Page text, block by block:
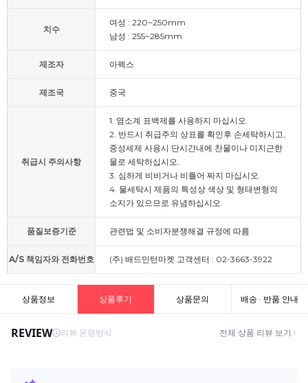
치수
여성 : 220~250mm
남성 : 255~285mm
제조자 아펙스
제조국 중국
취급시 주의사항
1. 염소계 표백제를 사용하지 마십시오.
2. 반드시 취급주의 상표를 확인후 손세탁하시고,
중성세제 사용시 단시간내에 찬물이나 미지근한
물로 세탁하십시오.
3. 심하게 비비거나 비틀어 짜지 마십시오.
4. 물세탁시 제품의 특성상 색상 및 형태변형의
소지가 있으므로 유념하십시오.
품질보증기준 관련법 및 소비자분쟁해결 규정에 따름
A/S 책임자와 전화번호 (주) 배드민턴마켓 고객센터 : 02-3663-3922
상품정보 상품후기 상품문의 배송 · 반품 안내